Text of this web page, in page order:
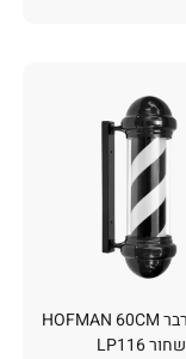
מנורת ברבר HOFMAN 60CM
שחור LP116